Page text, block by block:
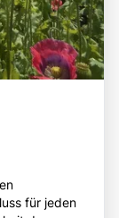
für jeden